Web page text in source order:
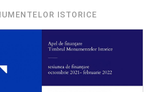
ISTORICE